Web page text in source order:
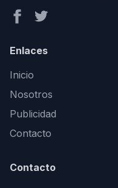
Enlaces
Inicio
Nosotros
Publicidad
Contacto
Contacto